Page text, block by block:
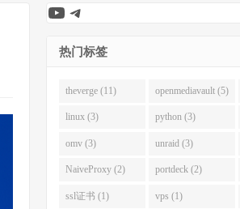
YouTube
Telegram
热门标签
theverge (11) openmediavault (5)
linux (3) python (3)
omv (3) unraid (3)
NaiveProxy (2) portdeck (2)
ssl证书 (1) vps (1)